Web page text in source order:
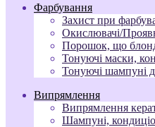
Фарбування
Захист при
Окислювачі/
Порошок, що
Тонуючі маски,
Тонуючі шампуні
Випрямлення
Випрямлення
Шампуні,